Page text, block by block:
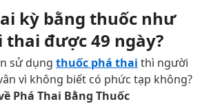
kỳ bằng thuốc như
được 49 ngày?
sử dụng thuốc phá thai thì người
vì không biết có phức tạp không?
Phá Thai Bằng Thuốc